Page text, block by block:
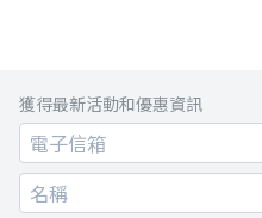
獲得最新活動和優惠資訊